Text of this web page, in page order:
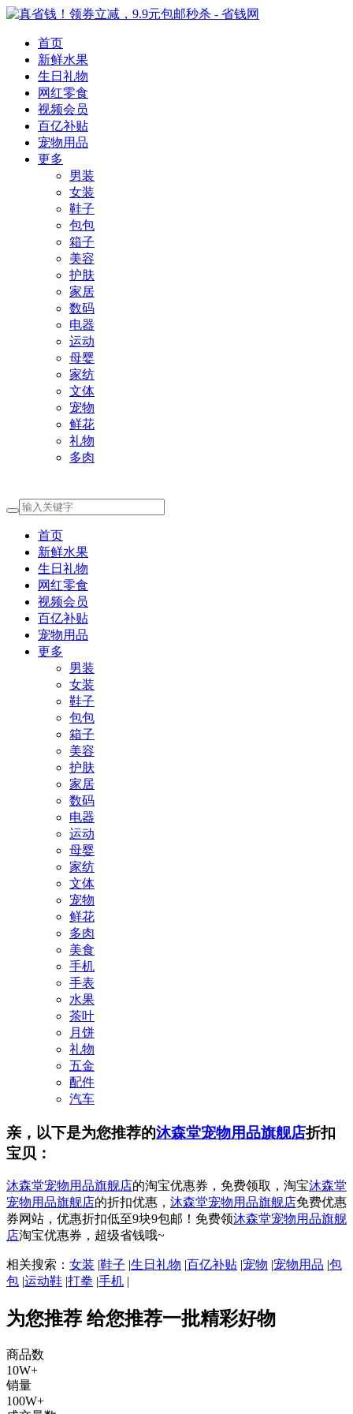
首页
新鲜水果
生日礼物
网红零食
视频会员
百亿补贴
宠物用品
更多
男装
女装
鞋子
包包
箱子
美容
护肤
家居
数码
电器
运动
母婴
家纺
文体
宠物
鲜花
礼物
多肉
首页
新鲜水果
生日礼物
网红零食
视频会员
百亿补贴
宠物用品
更多
男装
女装
鞋子
包包
箱子
美容
护肤
家居
数码
电器
运动
母婴
家纺
文体
宠物
鲜花
多肉
美食
手机
手表
水果
茶叶
月饼
礼物
五金
配件
汽车
亲，以下是为您推荐的沐森堂宠物用品旗舰店折扣
宝贝：
沐森堂宠物用品旗舰店的淘宝优惠券，免费领取，淘宝沐森堂
宠物用品旗舰店的折扣优惠， 沐森堂宠物用品旗舰店免费优惠
券网站，优惠折扣低至9块9包邮！免费领沐森堂宠物用品旗舰
店淘宝优惠券，超级省钱哦~
相关搜索： 女装 |鞋子 |生日礼物 |百亿补贴 |宠物 |宠物用品 |包
包 |运动鞋 |打拳 |手机 |
为您推荐 给您推荐一批精彩好物
商品数
10W+
销量
100W+